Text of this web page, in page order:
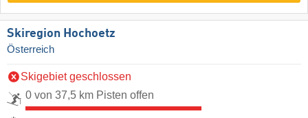
Skiregion Hochoetz
Österreich
Skigebiet geschlossen
0 von 37,5 km Pisten offen